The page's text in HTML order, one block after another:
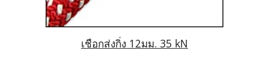
เชือกส่งกิ่ง 12มม. 35 kN